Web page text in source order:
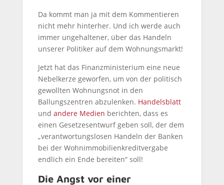
Da kommt man ja mit dem Kommentieren
nicht mehr hinterher. Und ich werde auch
immer ungehaltener, über das Handeln
unserer Politiker auf dem Wohnungsmarkt!
Jetzt hat das Finanzministerium eine neue
Nebelkerze geworfen, um von der politisch
gewollten Wohnungsnot in den
Ballungszentren abzulenken. Handelsblatt
und andere Medien berichten, dass es
einen Gesetzesentwurf geben soll, der dem
„verantwortungslosen Handeln der Banken
bei der Wohnimmobilienkreditvergabe
endlich ein Ende bereiten“ soll!
Die Angst vor einer